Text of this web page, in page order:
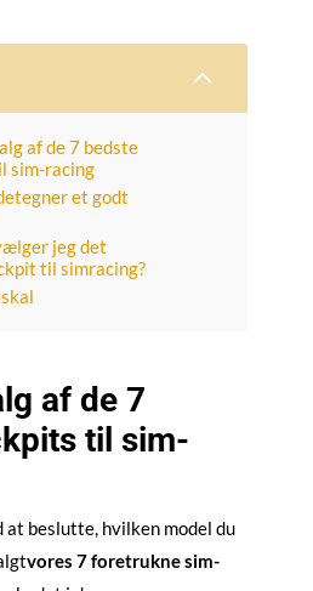
2
af de 7 bedste
sim-racing
et godt
jeg det
til simracing?
af de 7
til sim-
at beslutte, hvilken model du
vores 7 foretrukne sim-